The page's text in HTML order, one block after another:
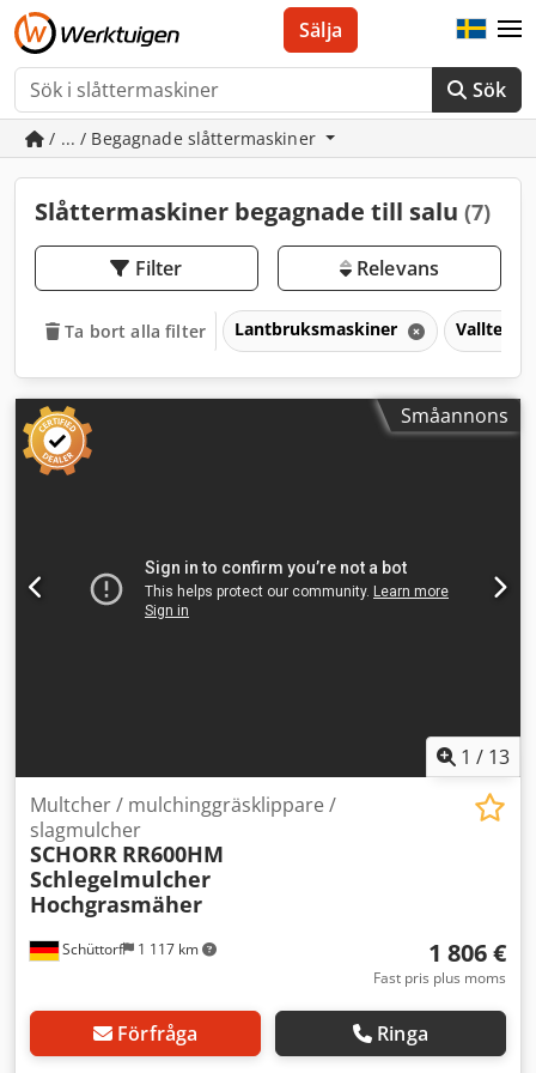
Sök
Sälja
/ ... / Begagnade slåttermaskiner
Slåttermaskiner begagnade till salu (7)
Filter Relevans
Ta bort alla filter Lantbruksmaskiner
Småannons
1 / 13
Schüttorf 1 117 km
Multcher / mulchinggräsklippare /
slagmulcher
SCHORR RR600HM
Schlegelmulcher
Hochgrasmäher
1 806 €
Fast pris plus moms
Förfråga Ringa